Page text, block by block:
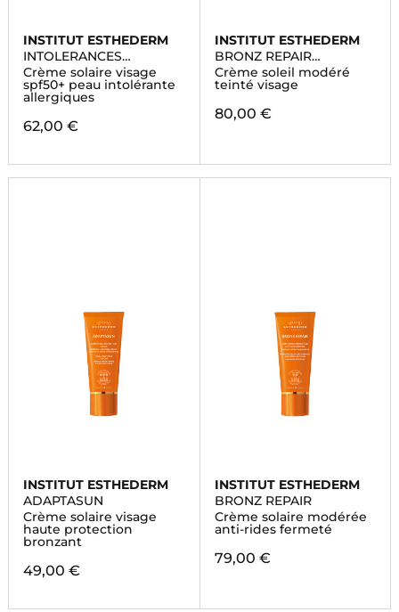
INSTITUT ESTHEDERM
INTOLERANCES
SOLAIRES
Crème solaire visage
spf50+ peau intolérante
allergiques
62,00 €
INSTITUT ESTHEDERM
BRONZ REPAIR
SUNKISSED
Crème soleil modéré
teinté visage
80,00 €
INSTITUT ESTHEDERM
ADAPTASUN
Crème solaire visage
haute protection
bronzant
49,00 €
INSTITUT ESTHEDERM
BRONZ REPAIR
Crème solaire modérée
anti-rides fermeté
79,00 €